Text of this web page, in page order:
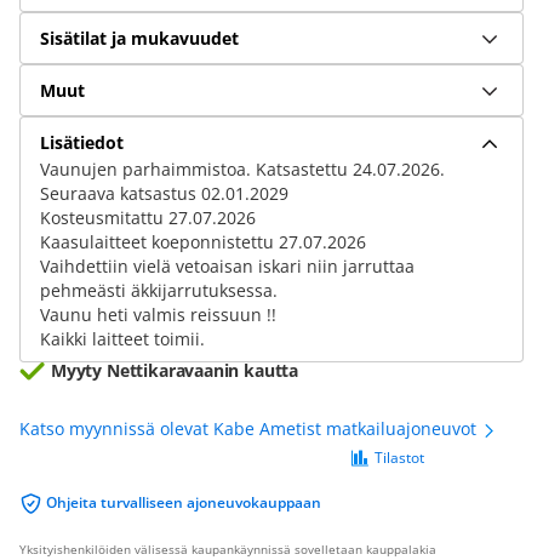
Sisätilat ja mukavuudet
Muut
Lisätiedot
Vaunujen parhaimmistoa. Katsastettu 24.07.2026.
Seuraava katsastus 02.01.2029
Kosteusmitattu 27.07.2026
Kaasulaitteet koeponnistettu 27.07.2026
Vaihdettiin vielä vetoaisan iskari niin jarruttaa
pehmeästi äkkijarrutuksessa.
Vaunu heti valmis reissuun !!
Kaikki laitteet toimii.
Myyty Nettikaravaanin kautta
Katso myynnissä olevat Kabe Ametist matkailuajoneuvot
Ohjeita turvalliseen ajoneuvokauppaan
Tilastot
Yksityishenkilöiden välisessä kaupankäynnissä sovelletaan kauppalakia